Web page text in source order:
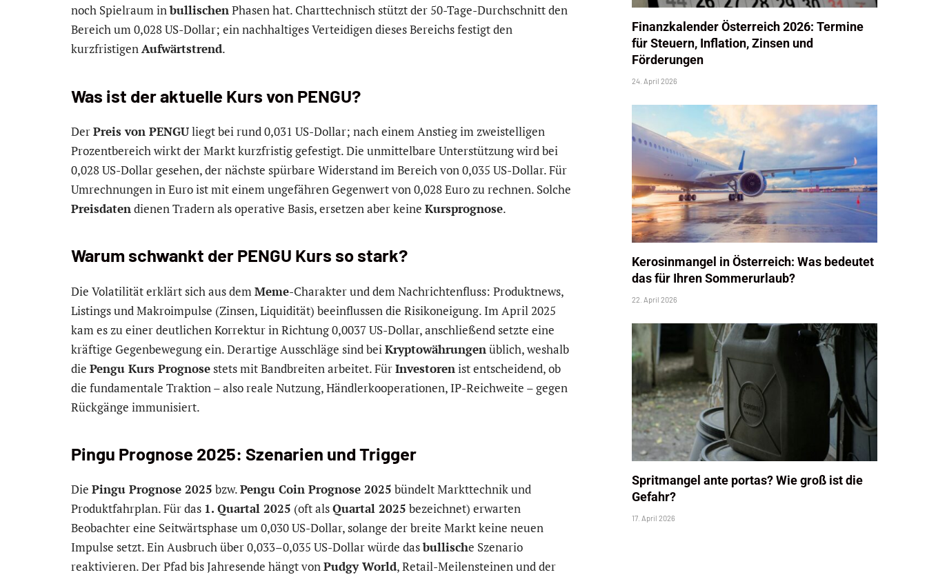
noch Spielraum inbullischenPhasen hat. Charttechnisch stützt der 50-Tage-Durchschnitt den
Bereich um 0,028 US-Dollar; ein nachhaltiges Verteidigen dieses Bereichs festigt den
kurzfristigenAufwärtstrend.
Was ist der aktuelle Kurs von PENGU?
DerPreis von PENGUliegt bei rund 0,031 US-Dollar; nach einem Anstieg im zweistelligen
Prozentbereich wirkt der Markt kurzfristig gefestigt. Die unmittelbare Unterstützung wird bei
0,028 US-Dollar gesehen, der nächste spürbare Widerstand im Bereich von 0,035 US-Dollar. Für
Umrechnungen in Euro ist mit einem ungefähren Gegenwert von 0,028 Euro zu rechnen. Solche
Preisdatendienen Tradern als operative Basis, ersetzen aber keine Kursprognose.
Warum schwankt der PENGU Kurs so stark?
Die Volatilität erklärt sich aus dem Meme-Charakter und dem Nachrichtenfluss: Produktnews,
Listings und Makroimpulse (Zinsen, Liquidität) beeinflussen die Risikoneigung. Im April 2025
kam es zu einer deutlichen Korrektur in Richtung 0,0037 US-Dollar, anschließend setzte eine
kräftige Gegenbewegung ein. Derartige Ausschläge sind bei Kryptowährungen üblich, weshalb
die Pengu Kurs Prognosestets mit Bandbreiten arbeitet. FürInvestoren ist entscheidend, ob
die fundamentale Traktion – also reale Nutzung, Händlerkooperationen, IP-Reichweite – gegen
Rückgänge immunisiert.
Pingu Prognose 2025: Szenarien und Trigger
Die Pingu Prognose 2025 bzw.Pengu Coin Prognose 2025 bündelt Markttechnik und
Produktfahrplan. Für das 1. Quartal 2025 (oft alsQuartal 2025 bezeichnet) erwarten
Beobachter eine Seitwärtsphase um 0,030 US-Dollar, solange der breite Markt keine neuen
Impulse setzt. Ein Ausbruch über 0,033–0,035 US-Dollar würde dasbullische Szenario
reaktivieren. Der Pfad bis Jahresende hängt vonPudgy World, Retail-Meilensteinen und der
Finanzkalender Österreich 2026: Termine
für Steuern, Inflation, Zinsen und
Förderungen
24. April 2026
Kerosinmangel in Österreich: Was bedeutet
das für Ihren Sommerurlaub?
22. April 2026
Spritmangel ante portas? Wie groß ist die
Gefahr?
17. April 2026